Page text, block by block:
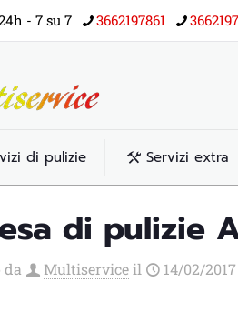
- 7 su 7 3662197861
di pulizie Servizi extra
di pulizie
da Multiservice il 14/02/2017